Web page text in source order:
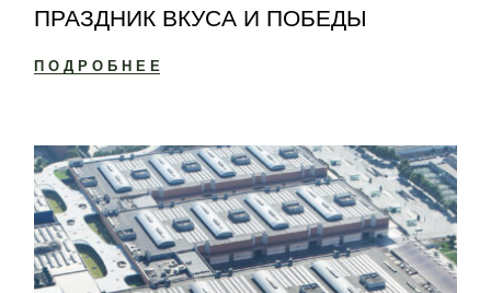
ПРАЗДНИК ВКУСА И ПОБЕДЫ
ПОДРОБНЕЕ